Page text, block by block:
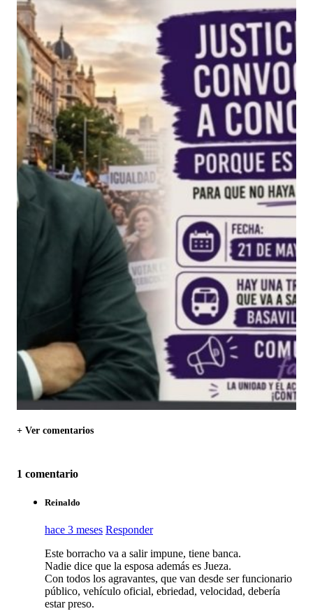
+ Ver comentarios
1 comentario
Reinaldo
hace 3 meses Responder
Este borracho va a salir impune, tiene banca.
Nadie dice que la esposa además es Jueza.
Con todos los agravantes, que van desde ser funcionario
público, vehículo oficial, ebriedad, velocidad, debería
estar preso.